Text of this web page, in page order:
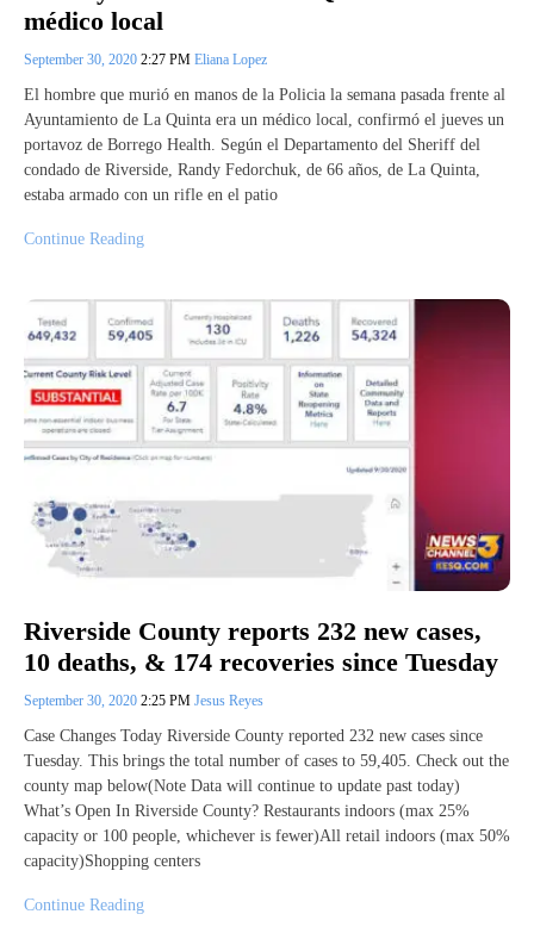
médico local
September 30, 2020 2:27 PM Eliana Lopez
El hombre que murió en manos de la Policia la semana pasada frente al
Ayuntamiento de La Quinta era un médico local, confirmó el jueves un
portavoz de Borrego Health. Según el Departamento del Sheriff del
condado de Riverside, Randy Fedorchuk, de 66 años, de La Quinta,
estaba armado con un rifle en el patio
Continue Reading
Riverside County reports 232 new cases,
10 deaths, & 174 recoveries since Tuesday
September 30, 2020 2:25 PM Jesus Reyes
Case Changes Today Riverside County reported 232 new cases since
Tuesday. This brings the total number of cases to 59,405. Check out the
county map below(Note Data will continue to update past today)
What’s Open In Riverside County? Restaurants indoors (max 25%
capacity or 100 people, whichever is fewer)All retail indoors (max 50%
capacity)Shopping centers
Continue Reading